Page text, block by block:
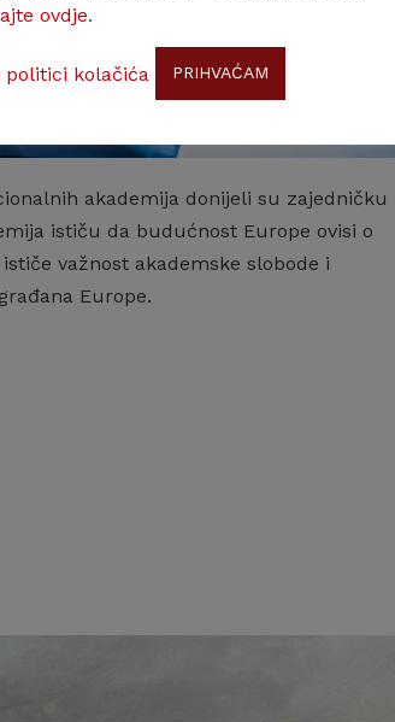
akademija donijeli su zajedničku
ističu da budućnost Europe ovisi o
važnost akademske slobode i
Europe.
ovdje.
politici kolačića PRIHVAĆAM